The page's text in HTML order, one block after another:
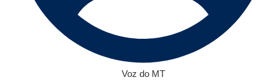
Voz do MT